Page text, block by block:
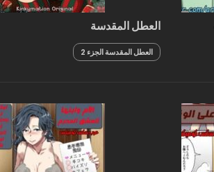
العطل المقدسة
العطل المقدسة الجزء 2